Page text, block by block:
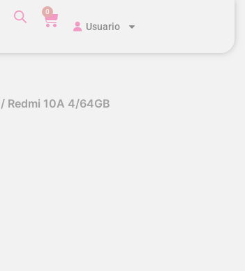
0
Usuario
/ Redmi 10A 4/64GB